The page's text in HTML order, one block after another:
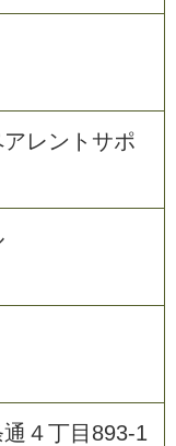
レントサポ
４丁目893-1